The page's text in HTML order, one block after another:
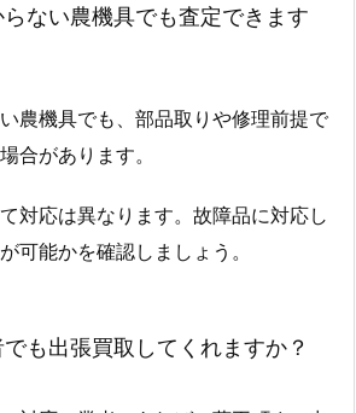
ない農機具でも査定できます
農機具でも、部品取りや修理前提で
合があります。
対応は異なります。故障品に対応し
可能かを確認しましょう。
も出張買取してくれますか？